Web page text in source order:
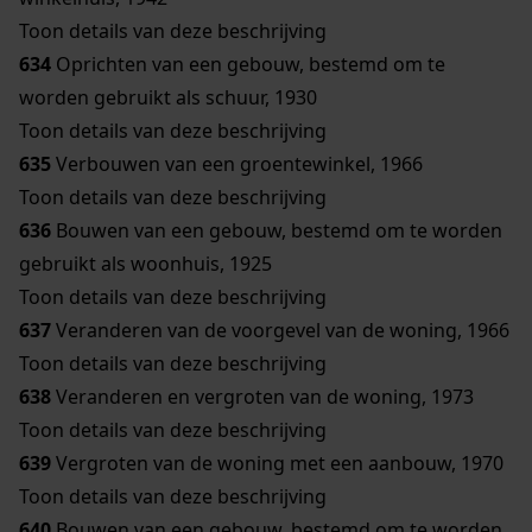
Toon details van deze beschrijving
634 Oprichten van een gebouw, bestemd om te
worden gebruikt als schuur, 1930
Toon details van deze beschrijving
635Verbouwen van een groentewinkel, 1966
Toon details van deze beschrijving
636 Bouwen van een gebouw, bestemd om te worden
gebruikt als woonhuis, 1925
Toon details van deze beschrijving
637Veranderen van de voorgevel van de woning, 1966
Toon details van deze beschrijving
638Veranderen en vergroten van de woning, 1973
Toon details van deze beschrijving
639Vergroten van de woning met een aanbouw, 1970
Toon details van deze beschrijving